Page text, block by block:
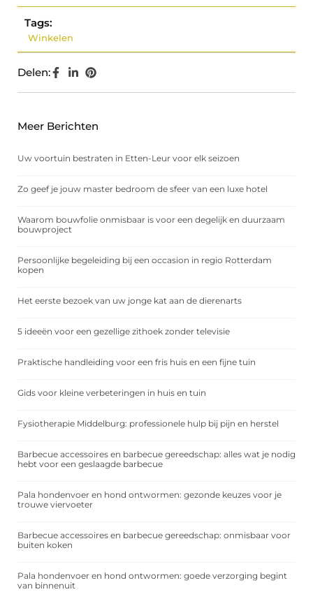
Tags:
Winkelen
Delen:
Meer Berichten
Uw voortuin bestraten in Etten-Leur voor elk seizoen
Zo geef je jouw master bedroom de sfeer van een luxe hotel
Waarom bouwfolie onmisbaar is voor een degelijk en duurzaam
bouwproject
Persoonlijke begeleiding bij een occasion in regio Rotterdam
kopen
Het eerste bezoek van uw jonge kat aan de dierenarts
5 ideeën voor een gezellige zithoek zonder televisie
Praktische handleiding voor een fris huis en een fijne tuin
Gids voor kleine verbeteringen in huis en tuin
Fysiotherapie Middelburg: professionele hulp bij pijn en herstel
Barbecue accessoires en barbecue gereedschap: alles wat je nodig
hebt voor een geslaagde barbecue
Pala hondenvoer en hond ontwormen: gezonde keuzes voor je
trouwe viervoeter
Barbecue accessoires en barbecue gereedschap: onmisbaar voor
buiten koken
Pala hondenvoer en hond ontwormen: goede verzorging begint
van binnenuit